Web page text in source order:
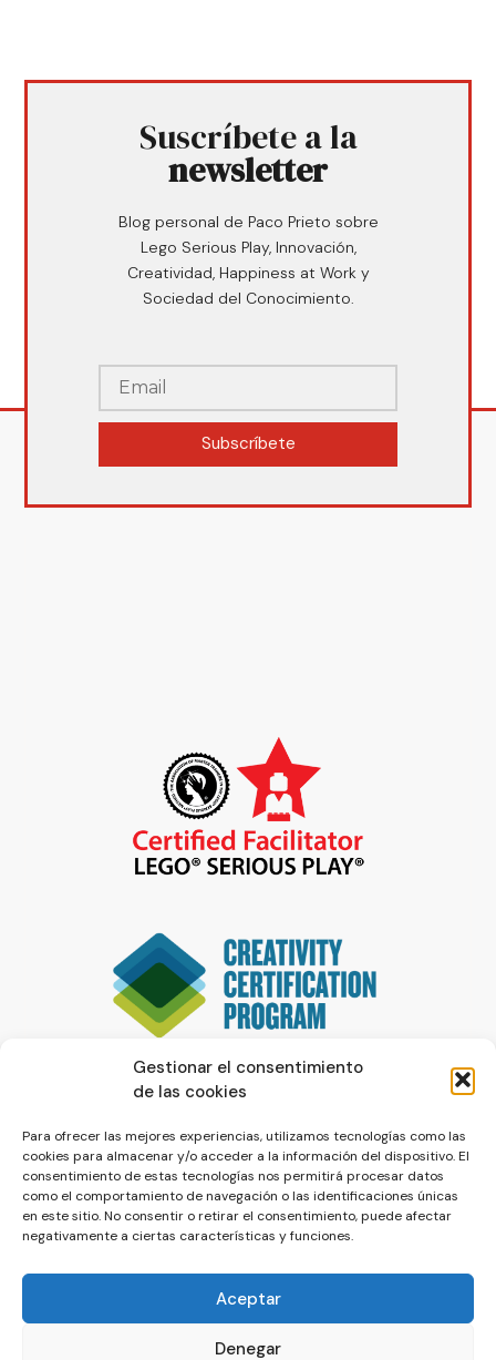
Gestionar el consentimiento
de las cookies
Para ofrecer las mejores experiencias, utilizamos tecnologías como las
cookies para almacenar y/o acceder a la información del dispositivo. El
consentimiento de estas tecnologías nos permitirá procesar datos
como el comportamiento de navegación o las identificaciones únicas
en este sitio. No consentir o retirar el consentimiento, puede afectar
negativamente a ciertas características y funciones.
Aceptar
Denegar
Suscríbete a la
newsletter
Blog personal de Paco Prieto sobre
Lego Serious Play, Innovación,
Creatividad, Happiness at Work y
Sociedad del Conocimiento.
Subscríbete